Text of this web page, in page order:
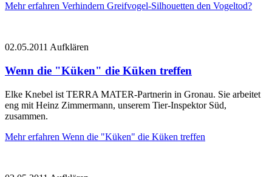
Mehr erfahren Verhindern Greifvogel-Silhouetten den Vogeltod?
02.05.2011 Aufklären
Wenn die "Küken" die Küken treffen
Elke Knebel ist TERRA MATER-Partnerin in Gronau. Sie arbeitet
eng mit Heinz Zimmermann, unserem Tier-Inspektor Süd,
zusammen.
Mehr erfahren Wenn die "Küken" die Küken treffen